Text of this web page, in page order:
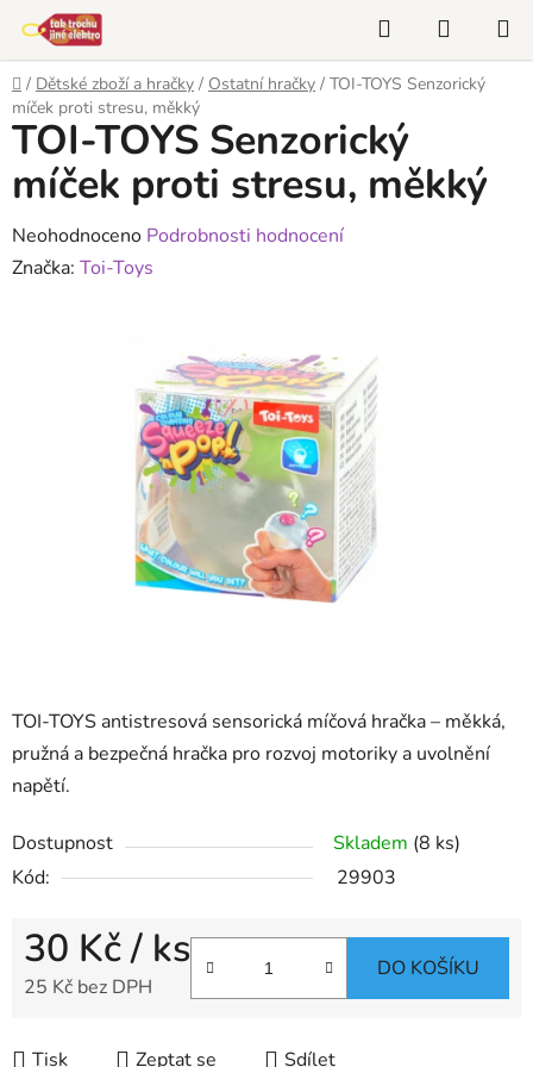
obsah
Hledat
KOŠÍK
Domů
/ Dětské zboží a hračky / Ostatní hračky / TOI-TOYS Senzorický
míček proti stresu, měkký
TOI-TOYS antistresová sensorická míčová hračka – měkká,
pružná a bezpečná hračka pro rozvoj motoriky a uvolnění
napětí.
Dostupnost Skladem (8 ks)
Kód:
29903
30 Kč/ ks
25 Kč bez DPH
DO KOŠÍKU
Tisk Zeptat se Sdílet
TOI-TOYS Senzorický
míček proti stresu, měkký
Průměrné
hodnocení
Neohodnoceno Podrobnosti hodnocení
Značka: Toi-Toys